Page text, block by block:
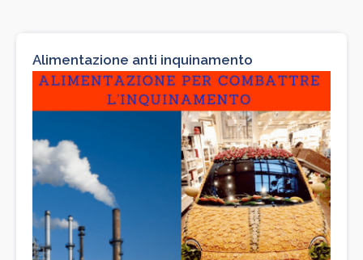
Alimentazione anti inquinamento